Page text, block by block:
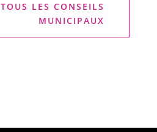
TOUS LES CONSEILS
MUNICIPAUX